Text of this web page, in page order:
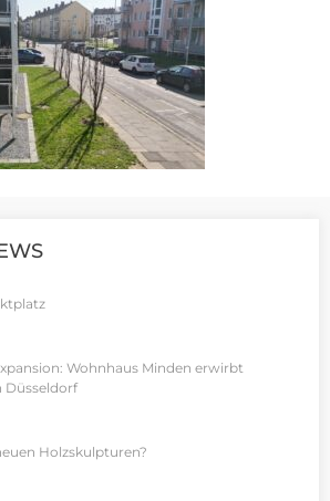
Wohnhaus Minden erwirbt
Düsseldorf
Holzskulpturen?